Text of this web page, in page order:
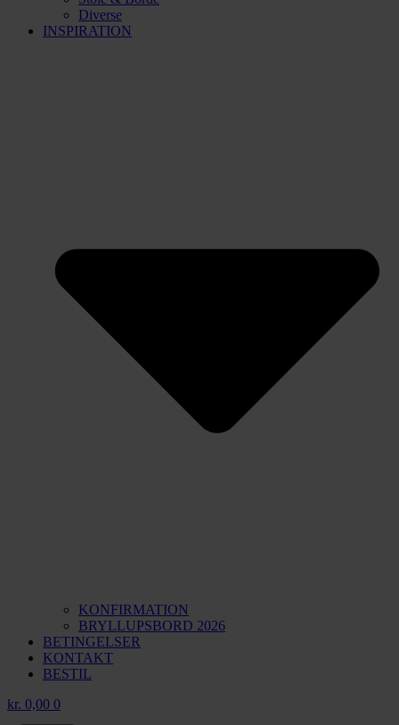
Diverse
INSPIRATION
KONFIRMATION
BRYLLUPSBORD 2026
BETINGELSER
KONTAKT
BESTIL
kr. 0,00 0